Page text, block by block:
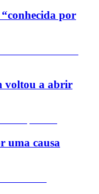
por
voltou a abrir
uma causa